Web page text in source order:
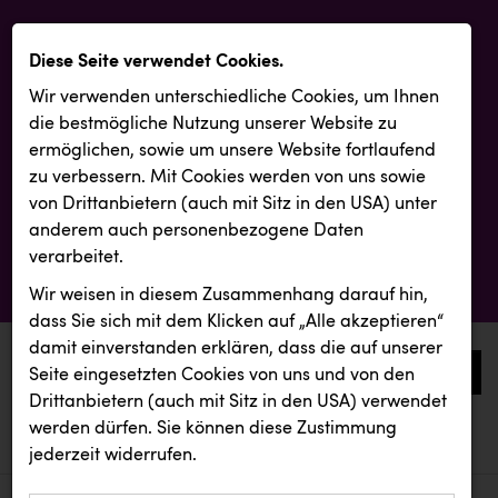
0
aktuelle aussendungen
aktuelle aussendungen
Diese Seite verwendet Cookies.
Wir verwenden unterschiedliche Cookies, um Ihnen
die best­mögliche Nutzung unserer Website zu
ermöglichen, sowie um unsere Website fortlaufend
zu verbessern. Mit Cookies werden von uns sowie
von Drittanbietern (auch mit Sitz in den USA) unter
anderem auch personenbezogene Daten
verarbeitet.
Wir weisen in diesem Zusammenhang darauf hin,
dass Sie sich mit dem Klicken auf „Alle akzeptieren“
damit ein­ver­standen erklären, dass die auf unserer
Seite eingesetzten Cookies von uns und von den
Drittanbietern (auch mit Sitz in den USA) verwendet
werden dürfen. Sie können diese Zustimmung
jederzeit widerrufen.